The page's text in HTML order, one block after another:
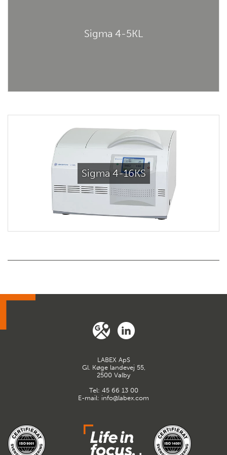
Sigma 4-5KL
Sigma 4-16KS
LABEX ApS
Gl. Køge landevej 55,
2500 Valby
Tel: 45 66 13 00
E-mail: info@labex.com